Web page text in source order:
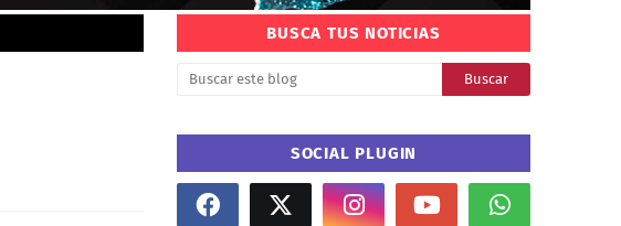
BUSCA TUS NOTICIAS
SOCIAL PLUGIN